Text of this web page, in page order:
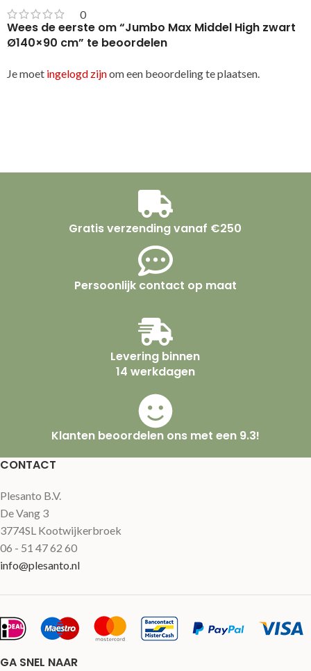
0
Wees de eerste om “Jumbo Max Middel High zwart
Ø140×90 cm” te beoordelen
Je moet ingelogd zijnom een beoordeling te plaatsen.
Gratis verzending vanaf €250
Persoonlijk contact op maat
Levering binnen
14 werkdagen
Klanten beoordelen ons met een 9.3!
CONTACT
Plesanto B.V.
De Vang 3
3774SL Kootwijkerbroek
06 - 51 47 62 60
info@plesanto.nl
GA SNEL NAAR